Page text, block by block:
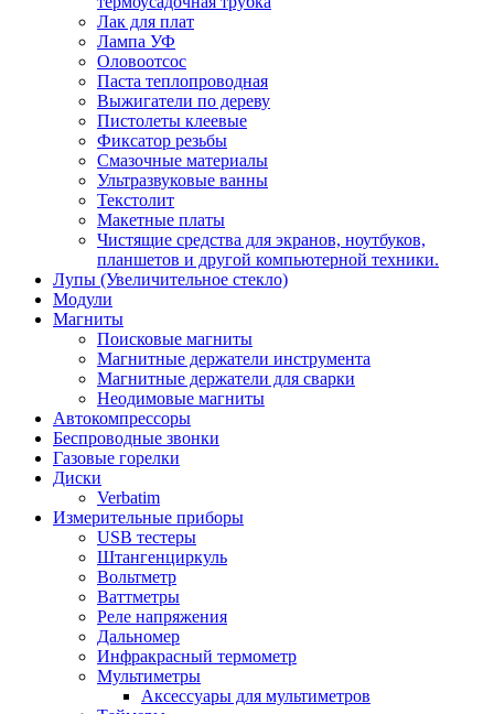
Лак для плат
Лампа УФ
Оловоотсос
Паста теплопроводная
Выжигатели по дереву
Пистолеты клеевые
Фиксатор резьбы
Смазочные материалы
Ультразвуковые ванны
Текстолит
Макетные платы
Чистящие средства для экранов, ноутбуков,
планшетов и другой компьютерной техники.
Лупы (Увеличительное стекло)
Модули
Магниты
Поисковые магниты
Магнитные держатели инструмента
Магнитные держатели для сварки
Неодимовые магниты
Автокомпрессоры
Беспроводные звонки
Газовые горелки
Диски
Verbatim
Измерительные приборы
USB тестеры
Штангенциркуль
Вольтметр
Ваттметры
Реле напряжения
Дальномер
Инфракрасный термометр
Мультиметры
Аксессуары для мультиметров